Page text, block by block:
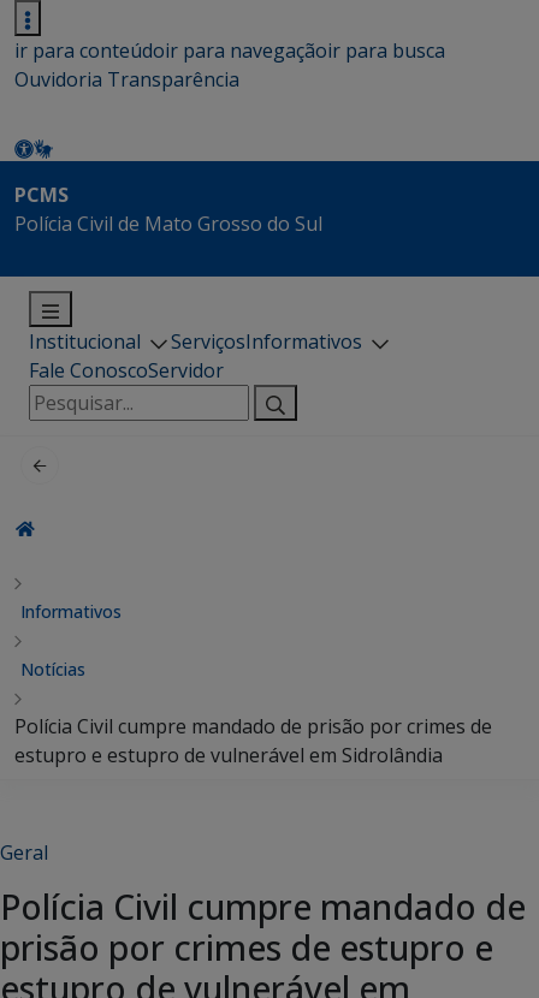
ir para conteúdoir para navegaçãoir para busca
Ouvidoria Transparência
PCMS
Polícia Civil de Mato Grosso do Sul
Institucional ServiçosInformativos
Fale ConoscoServidor
Pesquisar
por:
Informativos
Notícias
Polícia Civil cumpre mandado de prisão por crimes de
estupro e estupro de vulnerável em Sidrolândia
Geral
Polícia Civil cumpre mandado de
prisão por crimes de estupro e
estupro de vulnerável em